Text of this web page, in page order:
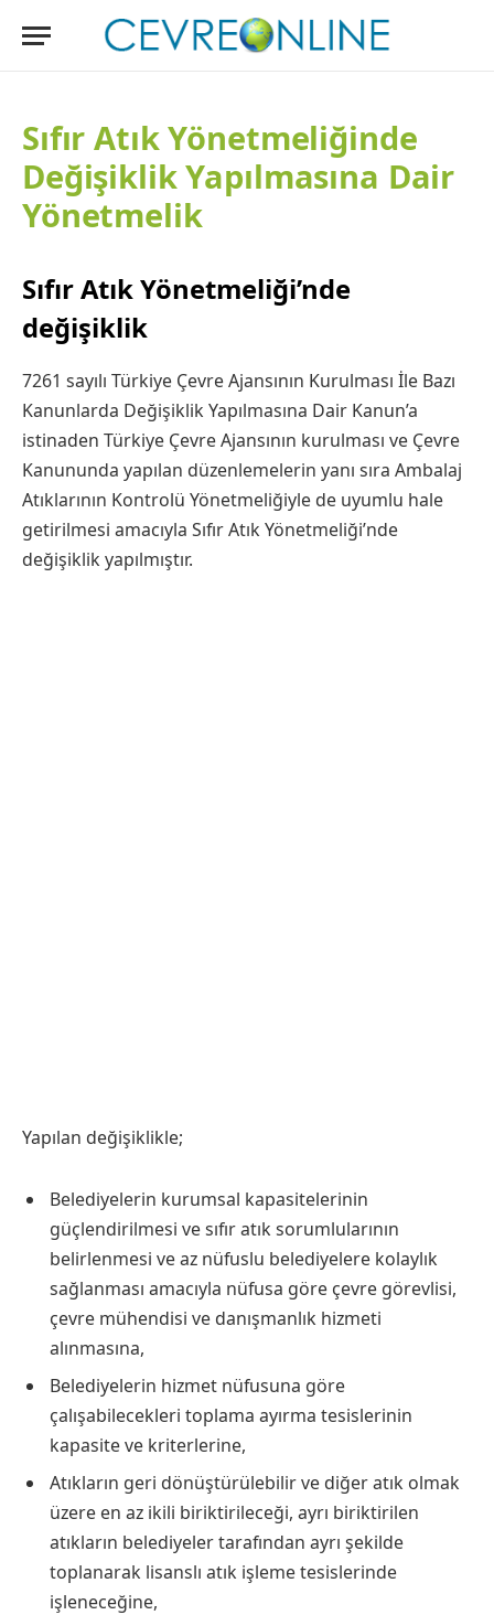
Sıfır Atık Yönetmeliğinde
Değişiklik Yapılmasına Dair
Yönetmelik
Sıfır Atık Yönetmeliği’nde
değişiklik
7261 sayılı Türkiye Çevre Ajansının Kurulması İle Bazı
Kanunlarda Değişiklik Yapılmasına Dair Kanun’a
istinaden Türkiye Çevre Ajansının kurulması ve Çevre
Kanununda yapılan düzenlemelerin yanı sıra Ambalaj
Atıklarının Kontrolü Yönetmeliğiyle de uyumlu hale
getirilmesi amacıyla Sıfır Atık Yönetmeliği’nde
değişiklik yapılmıştır.
Yapılan değişiklikle;
Belediyelerin kurumsal kapasitelerinin
güçlendirilmesi ve sıfır atık sorumlularının
belirlenmesi ve az nüfuslu belediyelere kolaylık
sağlanması amacıyla nüfusa göre çevre görevlisi,
çevre mühendisi ve danışmanlık hizmeti
alınmasına,
Belediyelerin hizmet nüfusuna göre
çalışabilecekleri toplama ayırma tesislerinin
kapasite ve kriterlerine,
Atıkların geri dönüştürülebilir ve diğer atık olmak
üzere en az ikili biriktirileceği, ayrı biriktirilen
atıkların belediyeler tarafından ayrı şekilde
toplanarak lisanslı atık işleme tesislerinde
işleneceğine,